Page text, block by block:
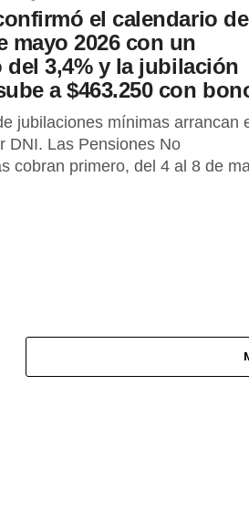
el calendario de
mayo 2026 con un
del 3,4% y la jubilación
a $463.250 con
jubilaciones mínimas arrancan
DNI. Las Pensiones No
cobran primero, del 4 al 8 de